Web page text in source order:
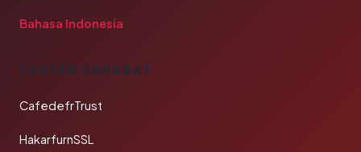
Bahasa Indonesia
TAUTAN SAHABAT
CafedefrTrust
HakarfurnSSL